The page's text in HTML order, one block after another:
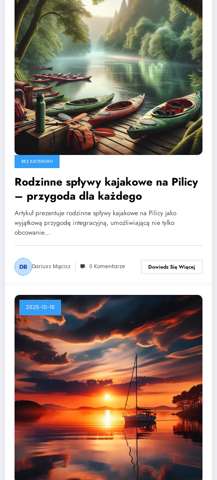
BEZ KATEGORII
Rodzinne spływy kajakowe na Pilicy
– przygoda dla każdego
Artykuł prezentuje rodzinne spływy kajakowe na Pilicy jako
wyjątkową przygodę integracyjną, umożliwiającą nie tylko
obcowanie…
Dariusz Mącisz 0 Komentarze Dowiedz Się Więcej
2025-10-16